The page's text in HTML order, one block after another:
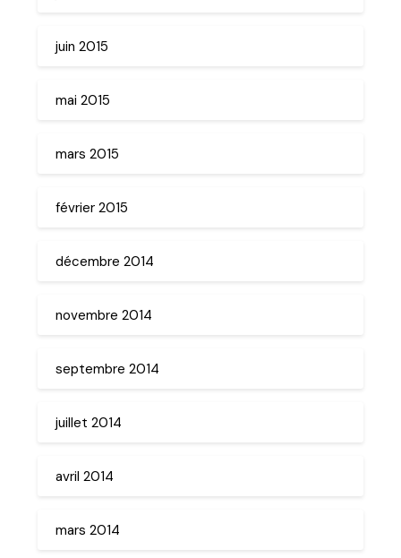
juin 2015
mai 2015
mars 2015
février 2015
décembre 2014
novembre 2014
septembre 2014
juillet 2014
avril 2014
mars 2014